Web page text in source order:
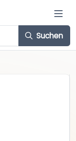
Suchen